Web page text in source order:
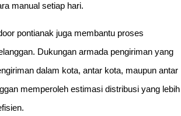
manual setiap hari.
pontianak juga membantu proses
Dukungan armada pengiriman yang
dalam kota, antar kota, maupun antar
memperoleh estimasi distribusi yang lebih